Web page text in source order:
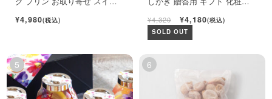
¥4,980(税込) ¥4,320 ¥4,180(税込)
SOLD OUT